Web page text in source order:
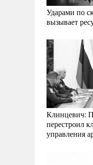
Ударами по
вызывает
Клинцевич:
перестроил
управления